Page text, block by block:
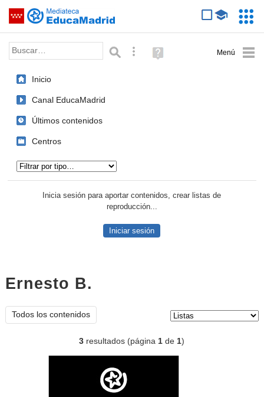
Saltar navegación
Palabra o frase: Búsqueda avanzada
Ayuda
(en
Inicio
Canal EducaMadrid
Últimos contenidos
Centros
Inicia sesión para aportar contenidos, crear listas de
reproducción...
Iniciar sesión
Ernesto B.
Todos los contenidos
3 resultados (página1 de1)